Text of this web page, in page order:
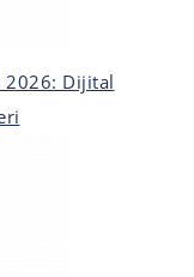
2026: Dijital